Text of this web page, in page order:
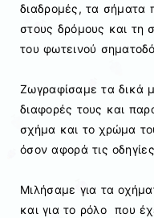
διαδρομές, τα σήματα
στους δρόμους και τη
του φωτεινού
Ζωγραφίσαμε τα δικά
διαφορές τους και
σχήμα και το χρώμα
όσον αφορά τις
Μιλήσαμε για τα
και για το ρόλο που